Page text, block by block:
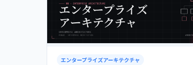
エンタープライズアーキテクチャ